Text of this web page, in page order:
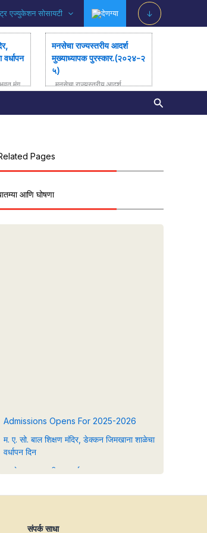
एज्युकेशन सोसायटी देणग्या ↓
मंग
मनसेचा राज्यस्तरीय आदर्श
मुख्याध्यापक पुरस्कार.(२०२४-२
५)
मनसेचा राज्यस्तरीय आदर्श
होत आहे की सौ. सुनिता चव्हाण.
Search
Pages
आणि घोषणा
Admissions Opens For 2025-2026
म. ए. सो. बाल शिक्षण मंदिर, डेक्कन जिमखाना शाळेचा
वर्धापन दिन
मनसेचा राज्यस्तरीय आदर्श मुख्याध्यापक पुरस्कार.
Admission open 2024-25
संपर्क साधा